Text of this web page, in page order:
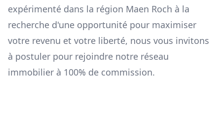
expérimenté dans la région Maen Roch à la
recherche d'une opportunité pour maximiser
votre revenu et votre liberté, nous vous invitons
à postuler pour rejoindre notre réseau
immobilier à 100% de commission.